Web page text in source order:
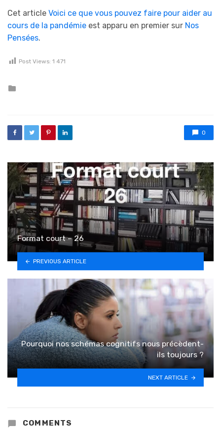
Cet article Voici ce que vous pouvez faire pour aider au
cours de la pandémie est apparu en premier sur Nos
Pensées.
Post Views: 1 471
0
Format court – 26
PREVIOUS ARTICLE
Pourquoi nos schémas cognitifs nous précèdent-
ils toujours ?
NEXT ARTICLE
COMMENTS